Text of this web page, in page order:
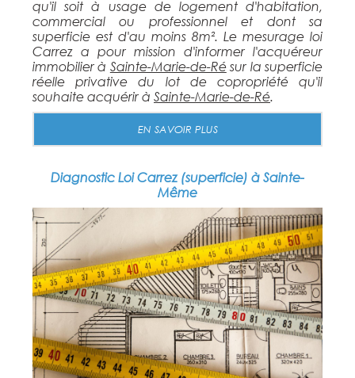
qu'il soit à usage de logement d'habitation,
commercial ou professionnel et dont sa
superficie est d'au moins 8m². Le mesurage loi
Carrez a pour mission d'informer l'acquéreur
immobilier à Sainte-Marie-de-Résur la superficie
réelle privative du lot de copropriété qu'il
souhaite acquérir à Sainte-Marie-de-Ré.
EN SAVOIR PLUS
Diagnostic Loi Carrez (superficie) à Sainte-
Même